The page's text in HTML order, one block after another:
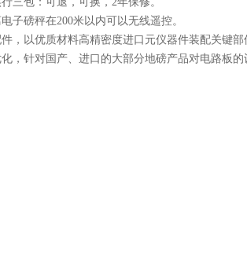
子磅秤在200米以内可以无线遥控。
，以优质材料高精密度进口元仪器件装配关键部
，针对国产、进口的大部分地磅产品对电路板的